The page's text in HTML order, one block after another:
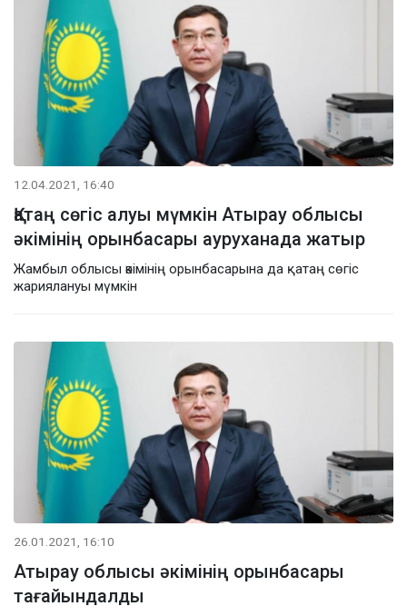
12.04.2021, 16:40
Қатаң сөгіс алуы мүмкін Атырау облысы
әкімінің орынбасары ауруханада жатыр
Жамбыл облысы әкімінің орынбасарына да қатаң сөгіс
жариялануы мүмкін
26.01.2021, 16:10
Атырау облысы әкімінің орынбасары
тағайындалды